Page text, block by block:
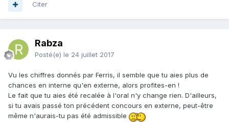
Citer
Rabza
Posté(e) le 24 juillet 2017
Vu les chiffres donnés par Ferris, il semble que tu aies plus de
chances en interne qu'en externe, alors profites-en !
Le fait que tu aies été recalée à l'oral n'y change rien. D'ailleurs,
si tu avais passé ton précédent concours en externe, peut-être
même n'aurais-tu pas été admissible